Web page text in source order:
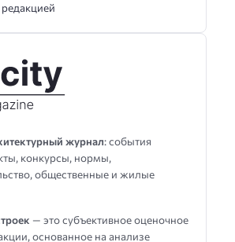
журнал: события
конкурсы, нормы,
общественные и жилые
— это субъективное оценочное
основанное на анализе
редакцией